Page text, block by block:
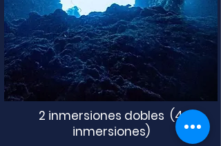
2 inmersiones dobles (4
inmersiones)